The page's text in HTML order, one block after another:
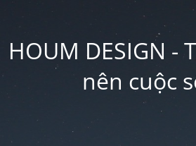
HOUM DESIGN -
nên cuộc